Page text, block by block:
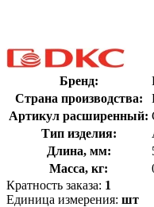
Бренд:
Страна производства:
Артикул расширенный:
Тип изделия:
Длина, мм:
Масса, кг:
Кратность заказа: 1
Единица измерения: шт